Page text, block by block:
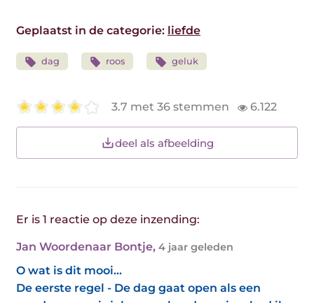
Geplaatst in de categorie: liefde
dag roos geluk
3.7 met 36 stemmen 6.122
deel als afbeelding
Er is 1 reactie op deze inzending:
Jan Woordenaar Bontje, 4 jaar geleden
O wat is dit mooi...
De eerste regel - De dag gaat open als een